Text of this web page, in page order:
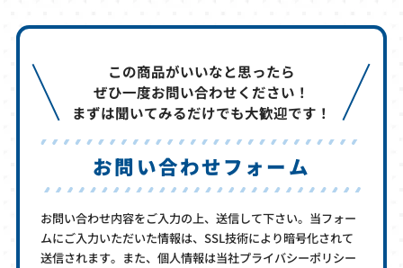
この商品がいいなと思ったら
ぜひ一度お問い合わせください！
まずは聞いてみるだけでも大歓迎です！
お問い合わせフォーム
お問い合わせ内容をご入力の上、送信して下さい。当フォー
ムにご入力いただいた情報は、SSL技術により暗号化されて
送信されます。また、個人情報は当社プライバシーポリシー